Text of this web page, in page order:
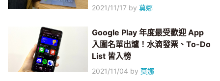
2021/11/17 by莫娜
Google Play 年度最受歡迎 App
入圍名單出爐！水滴發票、To-Do
List 皆入榜
2021/11/04 by莫娜